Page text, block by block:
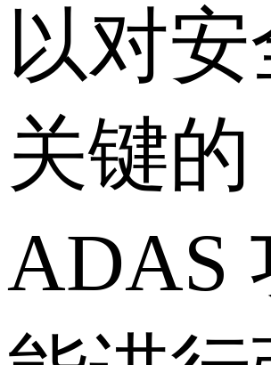
以对安
关键的
ADAS